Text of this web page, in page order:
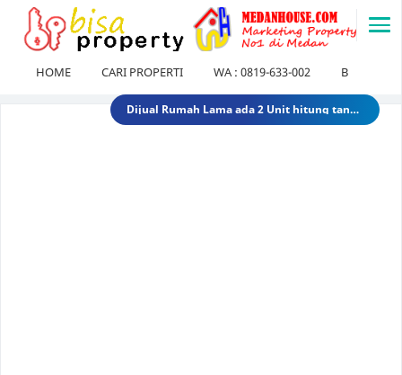
HOME CARI PROPERTI WA : 0819-633-002 BLOG
Dijual Gedung di Medan Area Sebelah Mesjid 3 Lantai + 2 Lantai dan Tanahnya total luas 2583 30 Miliar 40 Miliar gedungdimedanarea1